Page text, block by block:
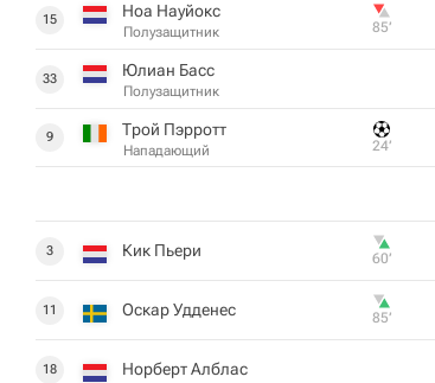
15 Ноа Науйокс
Полузащитник 85‎’‎
33 Юлиан Басс
Полузащитник
9 Трой Пэрротт
Нападающий 24‎’‎
3 Кик Пьери 60‎’‎
11 Оскар Удденес 85‎’‎
18 Норберт Алблас